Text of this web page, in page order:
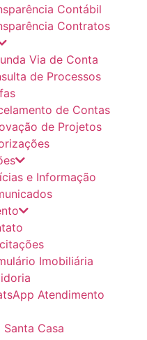
Contábil
Contratos
Via de Conta
de Processos
de Contas
de Projetos
e Informação
Imobiliária
Atendimento
Casa